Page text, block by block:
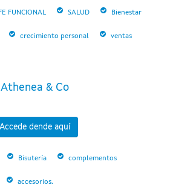
FUNCIONAL SALUD Bienestar
crecimiento personal ventas
Athenea & Co
Accede dende aquí
Bisutería complementos
accesorios.